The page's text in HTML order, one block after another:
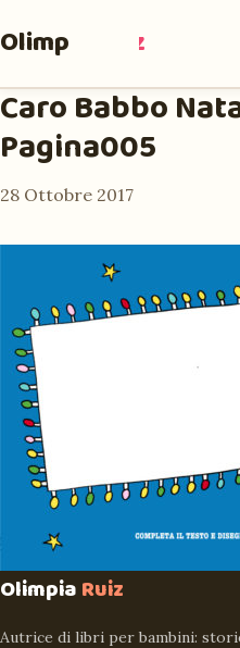
Olimpia Ruiz
Caro Babbo
Pagina005
28 Ottobre 2017
OlimpiaRuiz
Autrice di libri per bambini: